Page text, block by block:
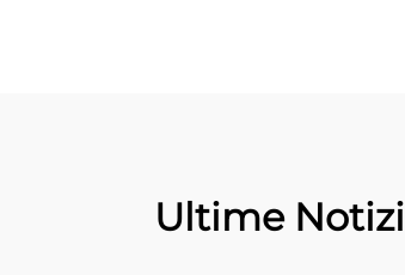
Ultime